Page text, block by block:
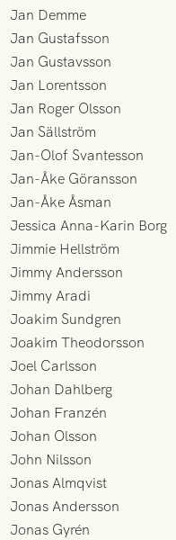
Jan Demme
Jan Gustafsson
Jan Gustavsson
Jan Lorentsson
Jan Roger Olsson
Jan Sällström
Jan-Olof Svantesson
Jan-Åke Göransson
Jan-Åke Åsman
Jessica Anna-Karin Borg
Jimmie Hellström
Jimmy Andersson
Jimmy Aradi
Joakim Sundgren
Joakim Theodorsson
Joel Carlsson
Johan Dahlberg
Johan Franzén
Johan Olsson
John Nilsson
Jonas Almqvist
Jonas Andersson
Jonas Gyrén